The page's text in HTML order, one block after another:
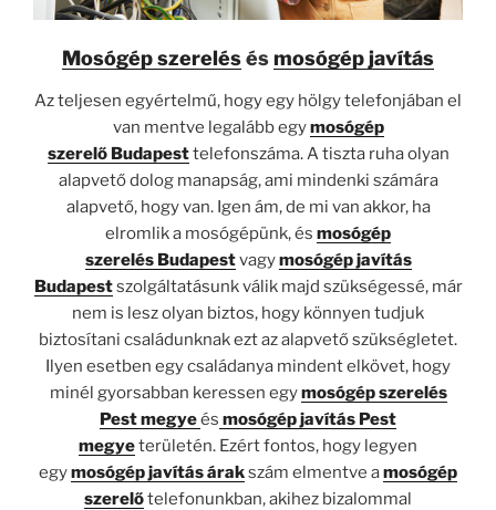
Mosógép szerelésésmosógép javítás
Az teljesen egyértelmű, hogy egy hölgy telefonjában el
van mentve legalább egymosógép
szerelő Budapesttelefonszáma. A tiszta ruha olyan
alapvető dolog manapság, ami mindenki számára
alapvető, hogy van. Igen ám, de mi van akkor, ha
elromlik a mosógépünk, és mosógép
szerelés Budapestvagymosógép javítás
Budapestszolgáltatásunk válik majd szükségessé, már
nem is lesz olyan biztos, hogy könnyen tudjuk
biztosítani családunknak ezt az alapvető szükségletet.
Ilyen esetben egy családanya mindent elkövet, hogy
minél gyorsabban keressen egymosógép szerelés
Pest megyeés mosógép javítás Pest
megyeterületén. Ezért fontos, hogy legyen
egymosógép javítás árakszám elmentve amosógép
szerelőtelefonunkban, akihez bizalommal